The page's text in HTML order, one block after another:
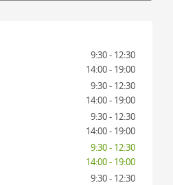
9:30 - 12:30
14:00 - 19:00
9:30 - 12:30
14:00 - 19:00
9:30 - 12:30
14:00 - 19:00
9:30 - 12:30
14:00 - 19:00
9:30 - 12:30